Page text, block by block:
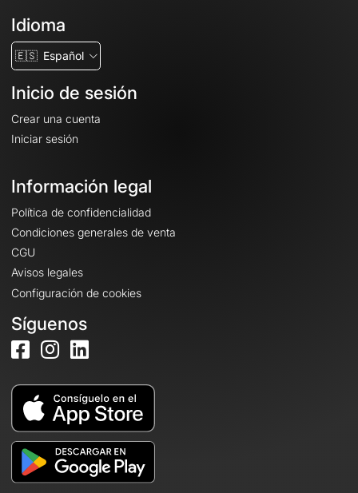
Idioma
🇪🇸 Español
Inicio de sesión
Crear una cuenta
Iniciar sesión
Información legal
Política de confidencialidad
Condiciones generales de venta
CGU
Avisos legales
Configuración de cookies
Síguenos